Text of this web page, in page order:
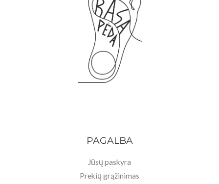
PAGALBA
Jūsų paskyra
Prekių grąžinimas